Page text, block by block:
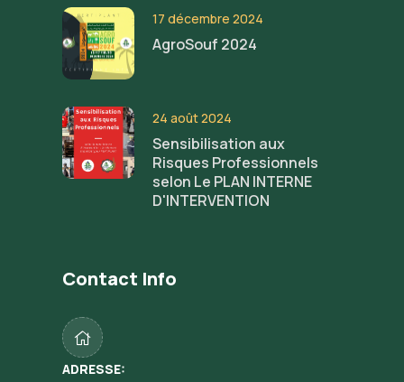
17 décembre 2024
AgroSouf 2024
24 août 2024
Sensibilisation aux
Risques Professionnels
selon Le PLAN INTERNE
D'INTERVENTION
Contact Info
ADRESSE: